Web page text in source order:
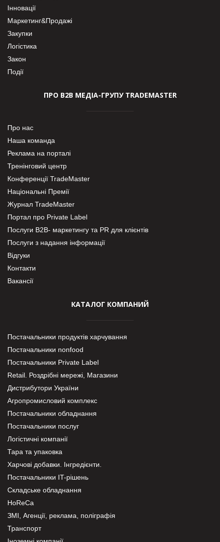
Інновації
Маркетинг&Продажі
Закупки
Логістика
Закон
Події
ПРО В2В МЕДІА-ГРУПУ TRADEMASTER
Про нас
Наша команда
Реклама на порталі
Тренінговий центр
Конференції TradeMaster
Національні Премії
Журнал TradeMaster
Портал про Private Label
Послуги В2В- маркетингу та PR для клієнтів
Послуги з надання інформації
Відгуки
Контакти
Вакансії
КАТАЛОГ КОМПАНИЙ
Постачальники продуктів харчування
Постачальники nonfood
Постачальники Private Label
Retail. Роздрібні мережі, Магазини
Дистрибутори України
Агропромисловий комплекс
Постачальники обладнання
Постачальники послуг
Логістичні компанії
Тара та упаковка
Харчові добавки. Інгредієнти.
Постачальники IT-рішень
Складське обладнання
HoReCa
ЗМІ, Агенції, реклама, поліграфія
Транспорт